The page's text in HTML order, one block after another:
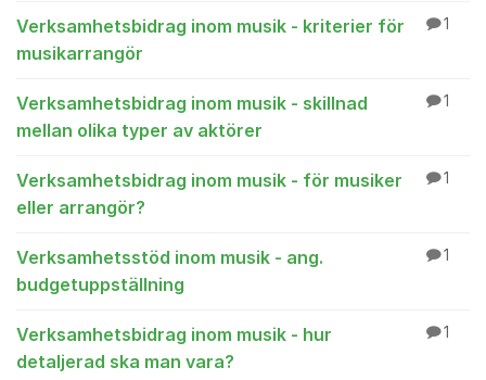
Verksamhetsbidrag inom musik - kriterier för
musikarrangör
1
Verksamhetsbidrag inom musik - skillnad
mellan olika typer av aktörer
1
Verksamhetsbidrag inom musik - för musiker
eller arrangör?
1
Verksamhetsstöd inom musik - ang.
budgetuppställning
1
Verksamhetsbidrag inom musik - hur
detaljerad ska man vara?
1